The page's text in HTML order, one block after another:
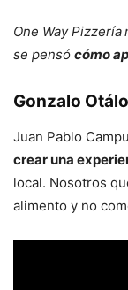
One Way Pizzería
se pensó cómo
Gonzalo
Juan Pablo
crear una
local. Nosotros
alimento y no